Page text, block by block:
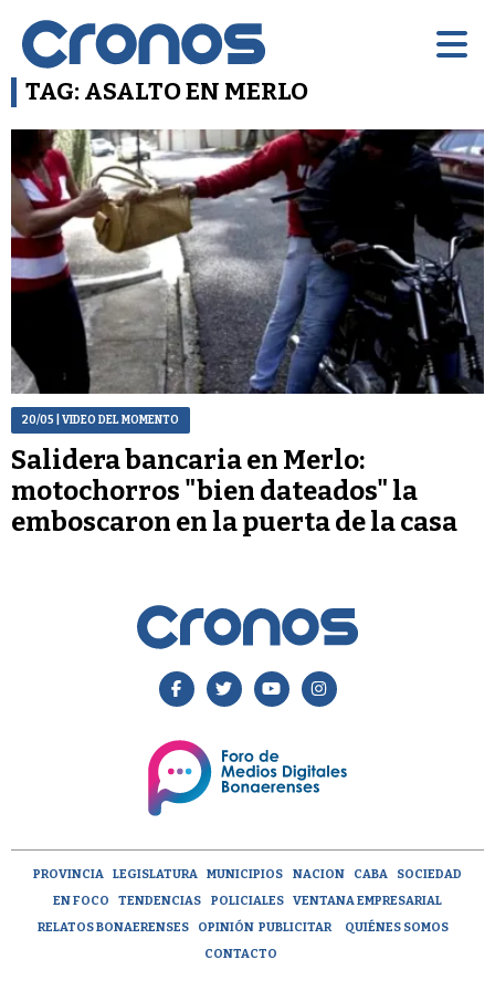
TAG: ASALTO EN MERLO
20/05 | VIDEO DEL MOMENTO
Salidera bancaria en Merlo:
motochorros "bien dateados" la
emboscaron en la puerta de la casa
PROVINCIA LEGISLATURA MUNICIPIOS NACION CABA
SOCIEDAD
EN FOCO
TENDENCIAS POLICIALES
VENTANA EMPRESARIAL
RELATOS BONAERENSES
OPINIÓN PUBLICITAR
QUIÉNES SOMOS
CONTACTO